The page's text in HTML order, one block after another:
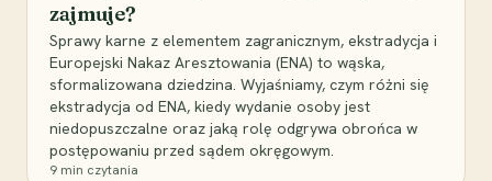
zajmuje?
Sprawy karne z elementem zagranicznym, ekstradycja i
Europejski Nakaz Aresztowania (ENA) to wąska,
sformalizowana dziedzina. Wyjaśniamy, czym różni się
ekstradycja od ENA, kiedy wydanie osoby jest
niedopuszczalne oraz jaką rolę odgrywa obrońca w
postępowaniu przed sądem okręgowym.
9 min czytania